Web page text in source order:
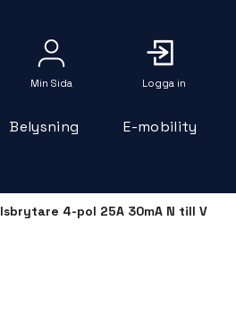
Logga in
Belysning E-mobility
4-pol 25A 30mA N till V